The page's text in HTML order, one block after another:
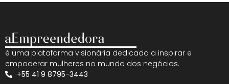
é uma plataforma visionária dedicada a inspirar e
empoderar mulheres no mundo dos negócios.
+55 41 9 8795-3443